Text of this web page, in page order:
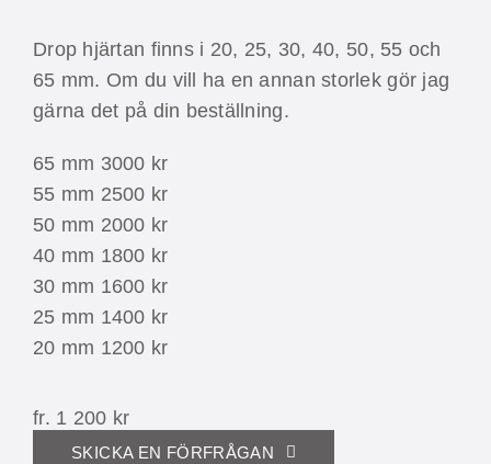
Drop hjärtan finns i 20, 25, 30, 40, 50, 55 och
65 mm. Om du vill ha en annan storlek gör jag
gärna det på din beställning.
65 mm 3000 kr
55 mm 2500 kr
50 mm 2000 kr
40 mm 1800 kr
30 mm 1600 kr
25 mm 1400 kr
20 mm 1200 kr
fr. 1 200 kr
SKICKA EN FÖRFRÅGAN